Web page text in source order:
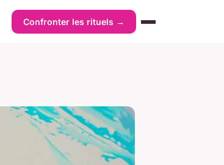
Confronter les rituels →